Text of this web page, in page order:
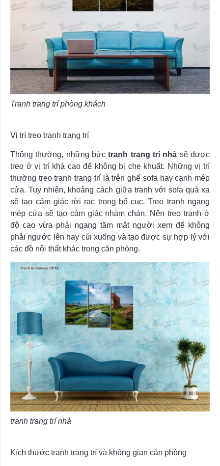
Tranh trang trí phòng khách
Vị trí treo tranh trang trí
Thông thường, những bứctranh trang trí nhà sẽ được
treo ở vị trí khá cao để không bị che khuất. Những vị trí
thường treo tranh trang trí là trên ghế sofa hay cạnh mép
cửa. Tuy nhiên, khoảng cách giữa tranh với sofa quá xa
sẽ tạo cảm giác rời rạc trong bố cục. Treo tranh ngang
mép cửa sẽ tạo cảm giác nhàm chán. Nên treo tranh ở
độ cao vừa phải ngang tầm mắt người xem để không
phải ngước lên hay cúi xuống và tạo được sự hợp lý với
các đồ nội thất khác trong căn phòng.
tranh trang trí nhà
Kích thước tranh trang trí và không gian căn phòng